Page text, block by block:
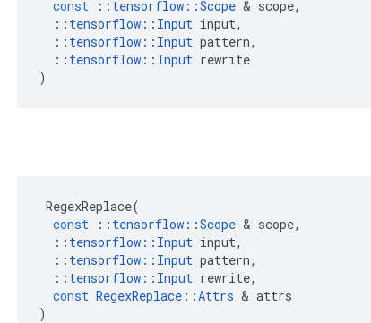
const
:: tensorflow ::Scope & scope,
:: tensorflow :: Input input,
:: tensorflow :: Input pattern,
:: tensorflow :: Input rewrite
)
RegexReplace(
const
:: tensorflow ::Scope & scope,
:: tensorflow :: Input input,
:: tensorflow :: Input pattern,
:: tensorflow :: Input rewrite,
const RegexReplace ::Attrs & attrs
)